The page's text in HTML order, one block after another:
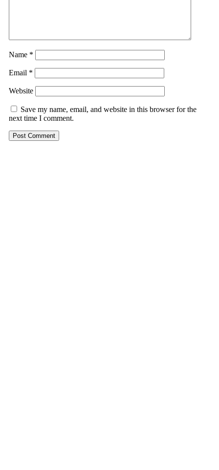
Name *
Email *
Website
Save my name, email, and website in this browser for the
next time I comment.